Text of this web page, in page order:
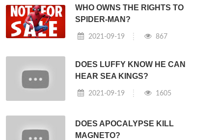
WHO OWNS THE RIGHTS TO
SPIDER-MAN?
2021-09-19 867
DOES LUFFY KNOW HE CAN
HEAR SEA KINGS?
2021-09-19 1605
DOES APOCALYPSE KILL
MAGNETO?